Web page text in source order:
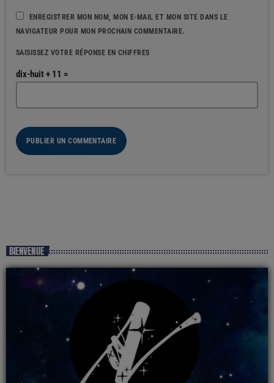
ENREGISTRER MON NOM, MON E-MAIL ET MON SITE DANS LE
NAVIGATEUR POUR MON PROCHAIN COMMENTAIRE.
SAISISSEZ VOTRE RÉPONSE EN CHIFFRES
dix-huit + 11 =
BIENVENUE